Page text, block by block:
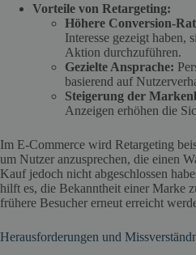
Vorteile von Retargeting:
Höhere Conversion-
Interesse gezeigt haben,
Aktion durchzuführen.
Gezielte Ansprache:
basierend auf
Steigerung der
Anzeigen erhöhen die
Im E-Commerce wird Retargeting
um Nutzer anzusprechen, die einen
Kauf jedoch nicht abgeschlossen
hilft es, die Bekanntheit einer Marke
frühere Besucher erneut erreicht
Herausforderungen und